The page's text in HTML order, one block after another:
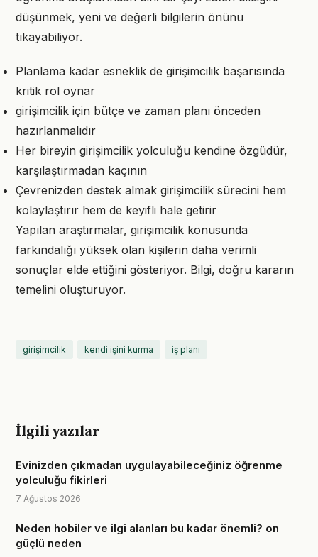
düşünmek, yeni ve değerli bilgilerin önünü
tıkayabiliyor.
Planlama kadar esneklik de girişimcilik başarısında
kritik rol oynar
girişimcilik için bütçe ve zaman planı önceden
hazırlanmalıdır
Her bireyin girişimcilik yolculuğu kendine özgüdür,
karşılaştırmadan kaçının
Çevrenizden destek almak girişimcilik sürecini hem
kolaylaştırır hem de keyifli hale getirir
Yapılan araştırmalar, girişimcilik konusunda
farkındalığı yüksek olan kişilerin daha verimli
sonuçlar elde ettiğini gösteriyor. Bilgi, doğru kararın
temelini oluşturuyor.
girişimcilik kendi işini kurma iş planı
İlgili yazılar
Evinizden çıkmadan uygulayabileceğiniz öğrenme
yolculuğu fikirleri
7 Ağustos 2026
Neden hobiler ve ilgi alanları bu kadar önemli? on
güçlü neden